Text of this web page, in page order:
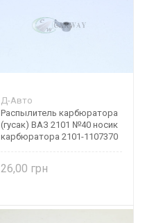
Д-Авто
Распылитель карбюратора
(гусак) ВАЗ 2101 №40 носик
карбюратора 2101-1107370
26,00